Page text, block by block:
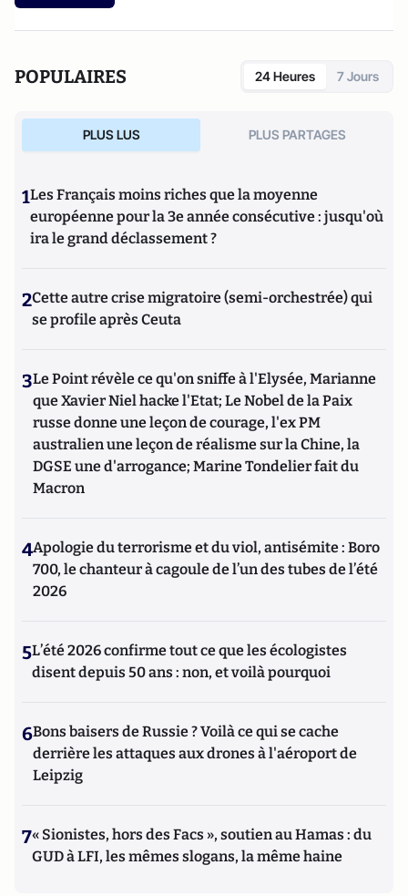
POPULAIRES 24 Heures 7 Jours
PLUS LUS PLUS PARTAGES
1Les Français moins riches que la moyenne
européenne pour la 3e année consécutive : jusqu'où
ira le grand déclassement ?
2Cette autre crise migratoire (semi-orchestrée) qui
se profile après Ceuta
3Le Point révèle ce qu'on sniffe à l'Elysée, Marianne
que Xavier Niel hacke l'Etat; Le Nobel de la Paix
russe donne une leçon de courage, l'ex PM
australien une leçon de réalisme sur la Chine, la
DGSE une d'arrogance; Marine Tondelier fait du
Macron
4Apologie du terrorisme et du viol, antisémite : Boro
700, le chanteur à cagoule de l’un des tubes de l’été
2026
5L’été 2026 confirme tout ce que les écologistes
disent depuis 50 ans : non, et voilà pourquoi
6Bons baisers de Russie ? Voilà ce qui se cache
derrière les attaques aux drones à l'aéroport de
Leipzig
7« Sionistes, hors des Facs », soutien au Hamas : du
GUD à LFI, les mêmes slogans, la même haine